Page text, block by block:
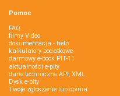
Pomoc
FAQ
filmy Video
dokumentacja - help
kalkulatory podatkowe
darmowy e-book PIT-11
aktualności e-pity
dane techniczne API, XML
Dysk e-pity
Twoje zgłoszenie lub opinia